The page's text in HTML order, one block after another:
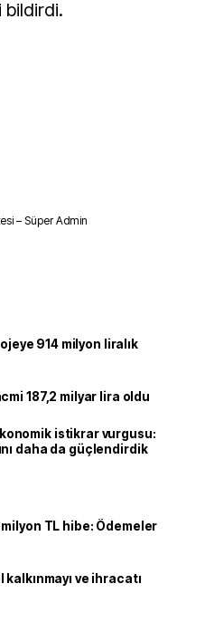
bildirdi.
– Süper Admin
914 milyon liralık
187,2 milyar lira oldu
istikrar vurgusu:
daha da güçlendirdik
TL hibe: Ödemeler
ve ihracatı